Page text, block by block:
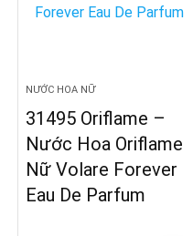
NƯỚC HOA NỮ
31495 Oriflame –
Nước Hoa Oriflame
Nữ Volare Forever
Eau De Parfum